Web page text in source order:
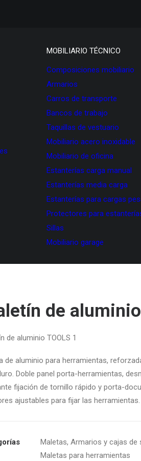
MOBILIARIO TÉCNICO
Composiciones mobiliario
Armarios
Carros de transporte
Bancos de trabajo
Taquillas de vestuario
Mobiliario acero inoxidable
Mobiliario de oficina
Estanterías carga manual
Estanterías media carga
Estanterías para cargas
Protectores para
Sillas
Mobiliario garage
de aluminio
de aluminio TOOLS 1
de aluminio para herramientas,
Doble panel porta-herramientas,
fijación de tornillo rápido y porta-
ajustables para fijar las herramientas.
Maletas, Armarios y cajas de
Maletas para herramientas